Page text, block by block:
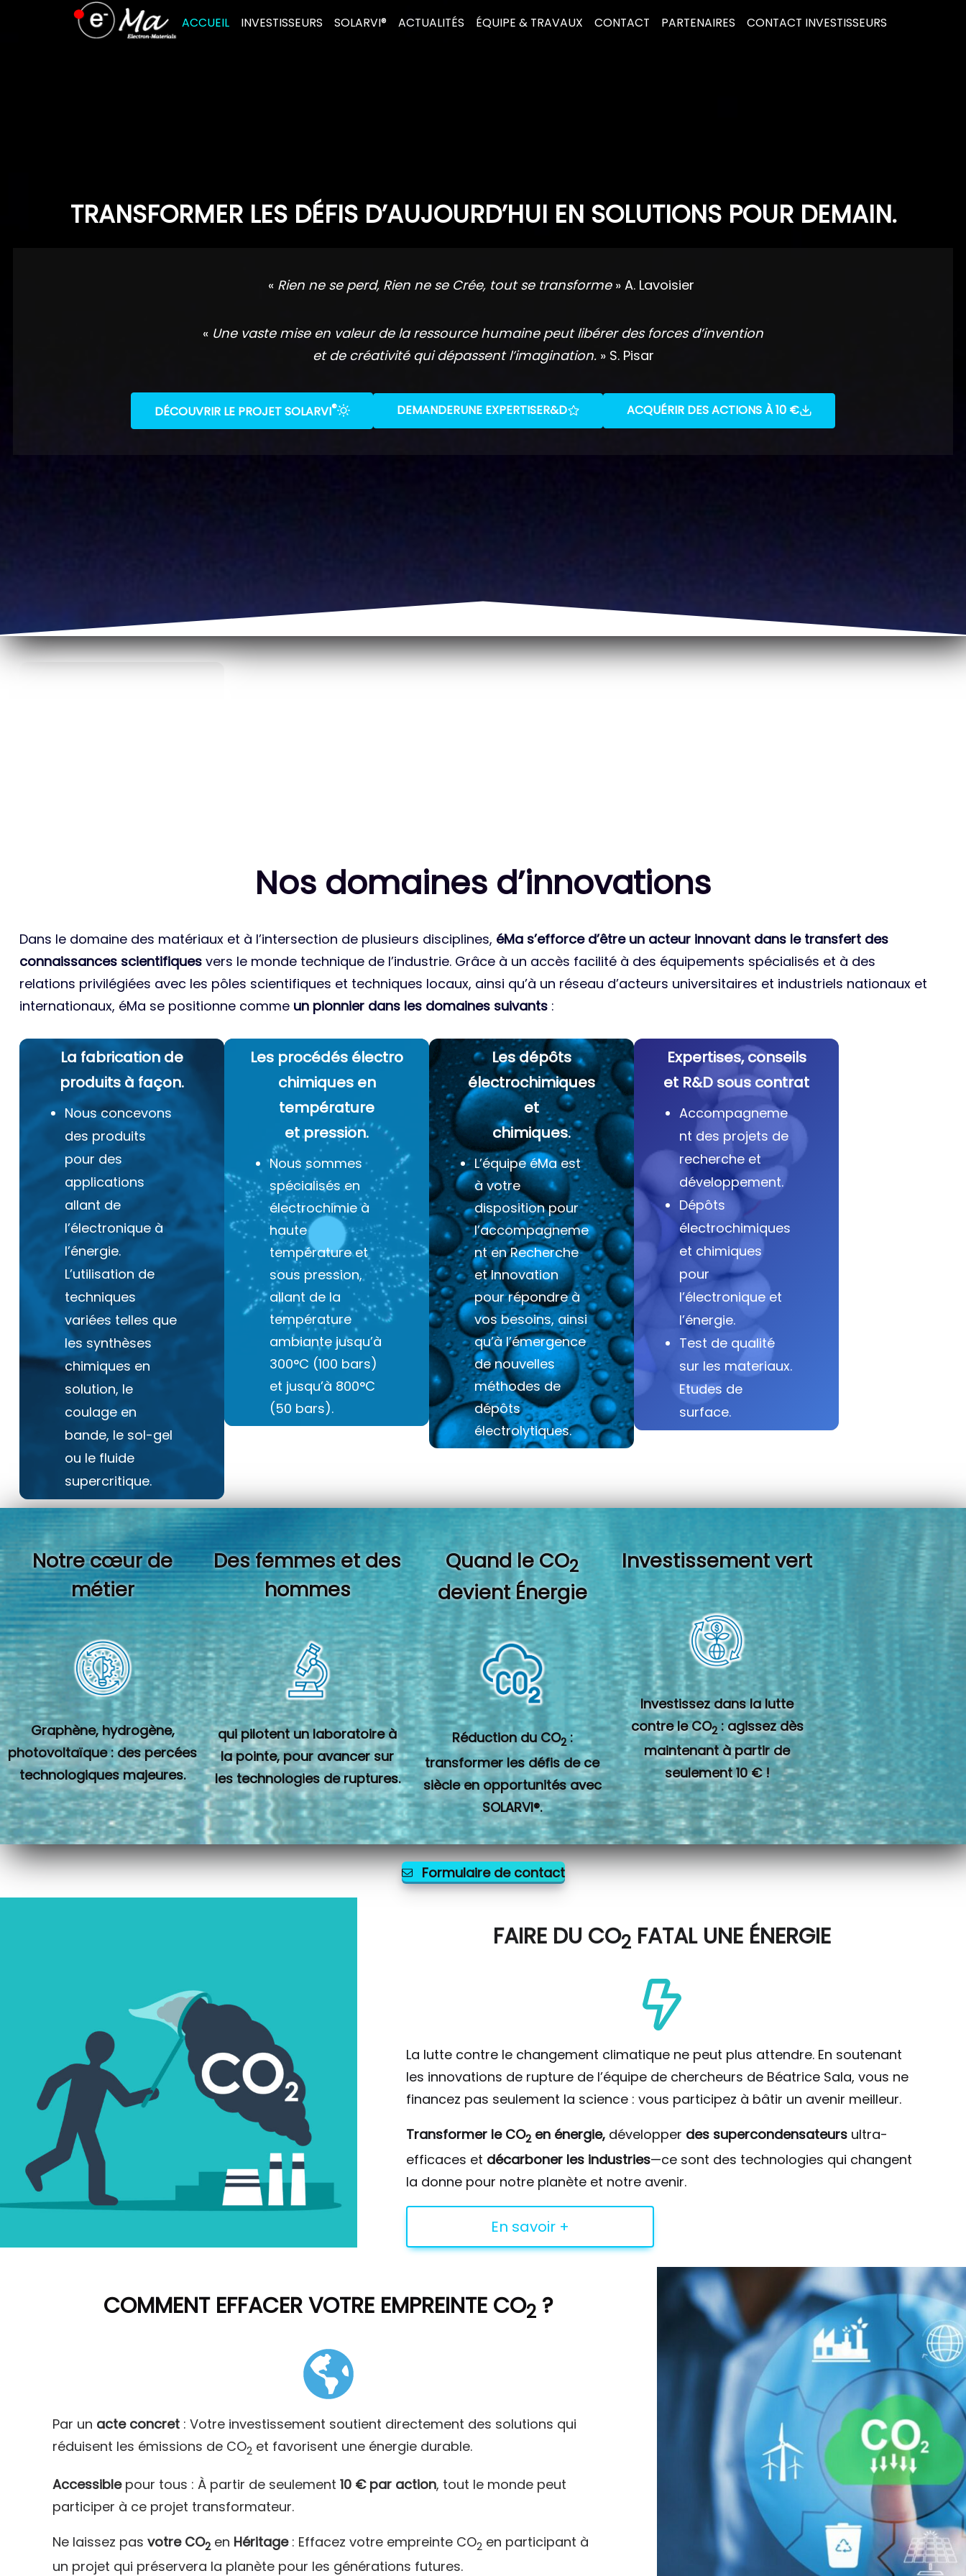
ACCUEIL INVESTISSEURS SOLARVI® ACTUALITÉS ÉQUIPE & TRAVAUX CONTACT PARTENAIRES CONTACT INVESTISSEURS
TRANSFORMER LES DÉFIS D’AUJOURD’HUI EN SOLUTIONS POUR DEMAIN.
« Rien ne se perd, Rien ne se Crée, tout se transforme » A. Lavoisier
« Une vaste mise en valeur de la ressource humaine peut libérer des forces d’invention
et de créativité qui dépassent l’imagination.» S. Pisar
DÉCOUVRIR LE PROJET SOLARVI® DEMANDERUNE EXPERTISER&D ACQUÉRIR DES ACTIONS À 10 €
Nos domaines d’innovations
Dans le domaine des matériaux et à l’intersection de plusieurs disciplines, éMa s’efforce d’être un acteur innovant dans le transfert des
connaissances scientifiques vers le monde technique de l’industrie. Grâce à un accès facilité à des équipements spécialisés et à des
relations privilégiées avec les pôles scientifiques et techniques locaux, ainsi qu’à un réseau d’acteurs universitaires et industriels nationaux et
internationaux, éMa se positionne comme un pionnier dans les domaines suivants :
La fabrication de
produits à façon.
Nous concevons
des produits
pour des
applications
allant de
l’électronique à
l’énergie.
L’utilisation de
techniques
variées telles que
les synthèses
chimiques en
solution, le
coulage en
bande, le sol-gel
ou le fluide
supercritique.
Les procédés électro
chimiques en
température
et pression.
Nous sommes
spécialisés en
électrochimie à
haute
température et
sous pression,
allant de la
température
ambiante jusqu’à
300°C (100 bars)
et jusqu’à 800°C
(50 bars).
Les dépôts
électrochimiques
et
chimiques.
L’équipe éMa est
à votre
disposition pour
l’accompagneme
nt en Recherche
et Innovation
pour répondre à
vos besoins, ainsi
qu’à l’émergence
de nouvelles
méthodes de
dépôts
électrolytiques.
Expertises, conseils
et R&D sous contrat
Accompagneme
nt des projets de
recherche et
développement.
Dépôts
électrochimiques
et chimiques
pour
l’électronique et
l’énergie.
Test de qualité
sur les materiaux.
Etudes de
surface.
Notre cœur de
métier
Graphène, hydrogène,
photovoltaïque : des percées
technologiques majeures.
Des femmes et des
hommes
qui pilotent un laboratoire à
la pointe, pour avancer sur
les technologies de ruptures.
Quand le CO2
devient Énergie
Réduction du CO2 :
transformer les défis de ce
siècle en opportunités avec
SOLARVI®.
Investissement vert
Investissez dans la lutte
contre le CO2 : agissez dès
maintenant à partir de
seulement 10 € !
Formulaire de contact
FAIRE DU CO2FATAL UNE ÉNERGIE
La lutte contre le changement climatique ne peut plus attendre. En soutenant
les innovations de rupture de l’équipe de chercheurs de Béatrice Sala, vous ne
financez pas seulement la science : vous participez à bâtir un avenir meilleur.
Transformer le CO2 en énergie, développer des supercondensateurs ultra-
efficaces et décarboner les industries—ce sont des technologies qui changent
la donne pour notre planète et notre avenir.
En savoir +
COMMENT EFFACER VOTRE EMPREINTE CO2 ?
Par un acte concret : Votre investissement soutient directement des solutions qui
réduisent les émissions de CO2 et favorisent une énergie durable.
Accessiblepour tous : À partir de seulement10 € par action, tout le monde peut
participer à ce projet transformateur.
Ne laissez pasvotre CO2 en Héritage: Effacez votre empreinte CO2 en participant à
un projet qui préservera la planète pour les générations futures.